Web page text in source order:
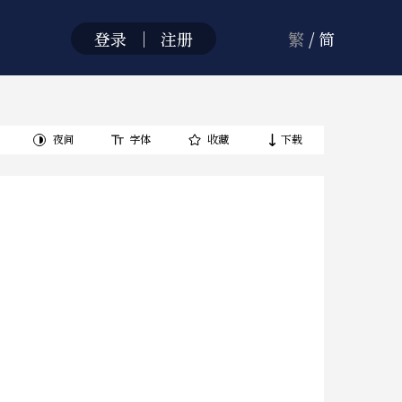
登录 ｜ 注册 繁 /简
夜间 字体 收藏 下载